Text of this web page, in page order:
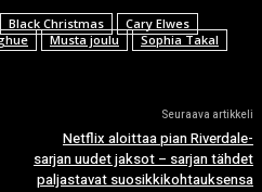
Black Christmas
Cary Elwes
Musta joulu Sophia Takal
Seuraava artikkeli
Netflix aloittaa pian Riverdale-
sarjan uudet jaksot – sarjan tähdet
paljastavat suosikkikohtauksensa